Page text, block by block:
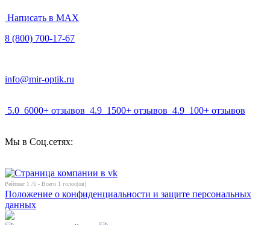
Написать в MAX
8 (800) 700-17-67
info@mir-optik.ru
5.0 6000+ отзывов 4.9 1500+ отзывов 4.9 100+ отзывов
Мы в Соц.сетях:
Рейтинг 1 /5 - Всего 1 голос(ов)
Положение о конфиденциальности и защите персональных
данных